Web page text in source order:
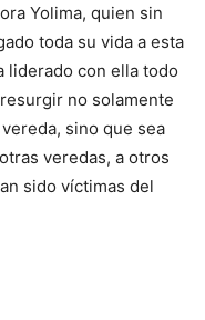
Yolima, quien sin
toda su vida a esta
liderado con ella todo
no solamente
sino que sea
veredas, a otros
sido víctimas del